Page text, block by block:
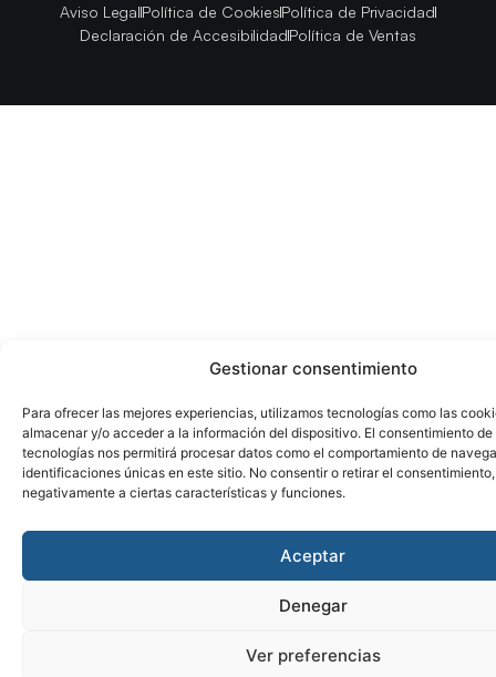
Gestionar consentimiento
Para ofrecer las mejores experiencias, utilizamos tecnologías como las
almacenar y/o acceder a la información del dispositivo. El consentimiento de
tecnologías nos permitirá procesar datos como el comportamiento de
identificaciones únicas en este sitio. No consentir o retirar el
negativamente a ciertas características y funciones.
Aceptar
Denegar
Ver preferencias
Aviso LegalPolítica de CookiesPolítica de Privacidad
Declaración de AccesibilidadPolítica de Ventas